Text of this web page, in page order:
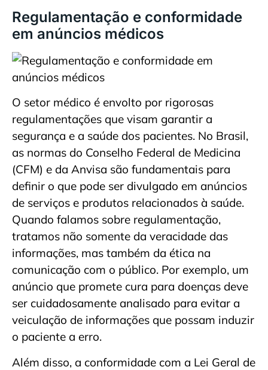
Regulamentação e conformidade
em anúncios médicos
O setor médico é envolto por rigorosas
regulamentações que visam garantir a
segurança e a saúde dos pacientes. No Brasil,
as normas do Conselho Federal de Medicina
(CFM) e da Anvisa são fundamentais para
definir o que pode ser divulgado em anúncios
de serviços e produtos relacionados à saúde.
Quando falamos sobre regulamentação,
tratamos não somente da veracidade das
informações, mas também da ética na
comunicação com o público. Por exemplo, um
anúncio que promete cura para doenças deve
ser cuidadosamente analisado para evitar a
veiculação de informações que possam induzir
o paciente a erro.
Além disso, a conformidade com a Lei Geral de